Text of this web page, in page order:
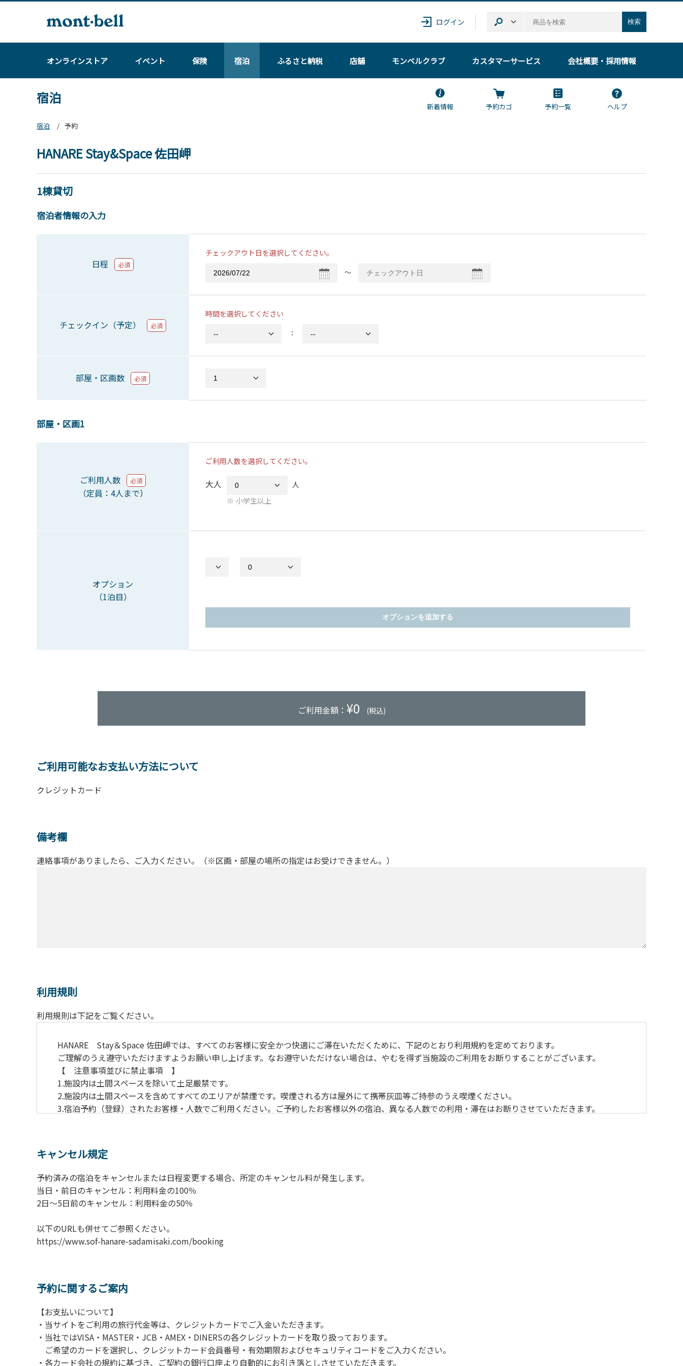
ログイン 検索
オンラインストア イベント 保険 宿泊 ふるさと納税 店舗 モンベルクラブ カスタマーサービス 会社概要・採用情報
宿泊
新着情報 予約カゴ 予約一覧
ヘルプ
宿泊
予約
HANARE Stay&Space 佐田岬
1棟貸切
宿泊者情報の入力
日程 必須
チェックアウト日を選択してください。
〜
チェックイン（予定） 必須
時間を選択してください
：
部屋・区画数 必須
部屋・区画1
ご利用人数 必須
（定員：4人まで）
ご利用人数を選択してください。
大人
人
小学生以上
オプション
（1泊目）
オプションを追加する
ご利用金額： ¥0 (税込)
ご利用可能なお支払い方法について
クレジットカード
備考欄
連絡事項がありましたら、ご入力ください。（※区画・部屋の場所の指定はお受けできません。）
利用規則
利用規則は下記をご覧ください。
HANARE Stay＆Space 佐田岬では、すべてのお客様に安全かつ快適にご滞在いただくために、下記のとおり利用規約を定めております。
ご理解のうえ遵守いただけますようお願い申し上げます。なお遵守いただけない場合は、やむを得ず当施設のご利用をお断りすることがございます。
【 注意事項並びに禁止事項 】
1.施設内は土間スペースを除いて土足厳禁です。
2.施設内は土間スペースを含めてすべてのエリアが禁煙です。喫煙される方は屋外にて携帯灰皿等ご持参のうえ喫煙ください。
3.宿泊予約（登録）されたお客様・人数でご利用ください。ご予約したお客様以外の宿泊、異なる人数での利用・滞在はお断りさせていただきます。
6.敷地内の地面での直火によるBBQ等はご遠慮願います。
7.BBQ及び焚火台の利用後は炭の鎮火の確認は必ずお願いいたします。
8.施設内外で騒ぎたてることは固く禁止させていただきます。
キャンセル規定
予約済みの宿泊をキャンセルまたは日程変更する場合、所定のキャンセル料が発生します。
当日・前日のキャンセル：利用料金の100％
​2日～5日前のキャンセル：利用料金の50％
以下のURLも併せてご参照ください。
https://www.sof-hanare-sadamisaki.com/booking
予約に関するご案内
【お支払いについて】
・当サイトをご利用の旅行代金等は、クレジットカードでご入金いただきます。
・当社ではVISA・MASTER・JCB・AMEX・DINERSの各クレジットカードを取り扱っております。
ご希望のカードを選択し、クレジットカード会員番号・有効期限およびセキュリティコードをご入力ください。
・各カード会社の規約に基づき、ご契約の銀行口座より自動的にお引き落としさせていただきます。